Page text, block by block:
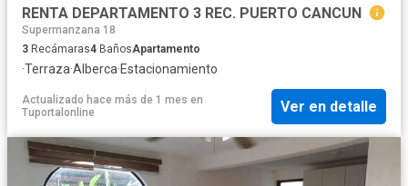
RENTA DEPARTAMENTO 3 REC. PUERTO CANCUN
Supermanzana 18
3 Recámaras4 BañosApartamento
·Terraza·Alberca·Estacionamiento
Actualizado hace más de 1 mes en
Tuportalonline
Ver en detalle